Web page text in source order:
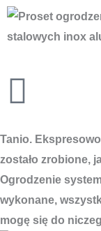
Tanio.
zostało zrobione,
Ogrodzenie
wykonane,
mogę się do